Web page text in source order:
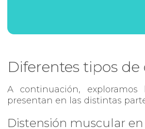
Diferentes tipos
A continuación,
presentan en las distintas
Distensión muscular en